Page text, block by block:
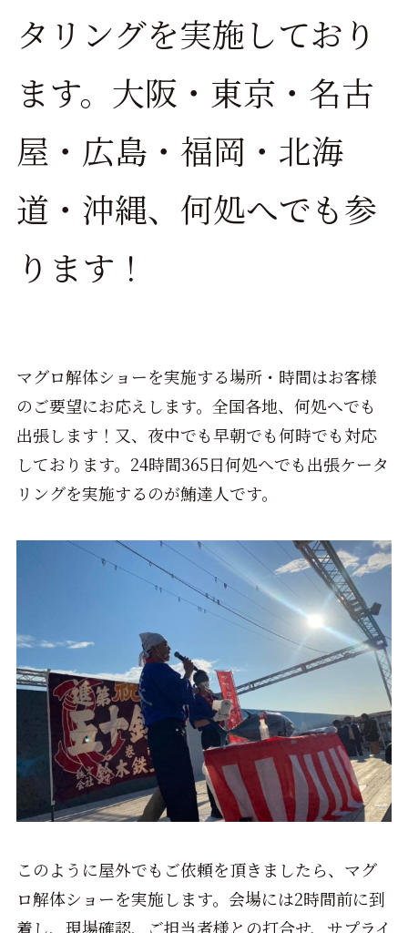
タリングを実施しており
ます。大阪・東京・名古
屋・広島・福岡・北海
道・沖縄、何処へでも参
ります！
マグロ解体ショーを実施する場所・時間はお客様
のご要望にお応えします。全国各地、何処へでも
出張します！又、夜中でも早朝でも何時でも対応
しております。24時間365日何処へでも出張ケータ
リングを実施するのが鮪達人です。
このように屋外でもご依頼を頂きましたら、マグ
ロ解体ショーを実施します。会場には2時間前に到
着し、現場確認、ご担当者様との打合せ、サプライ